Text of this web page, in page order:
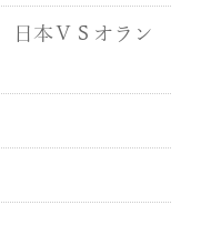
日本ＶＳオラン